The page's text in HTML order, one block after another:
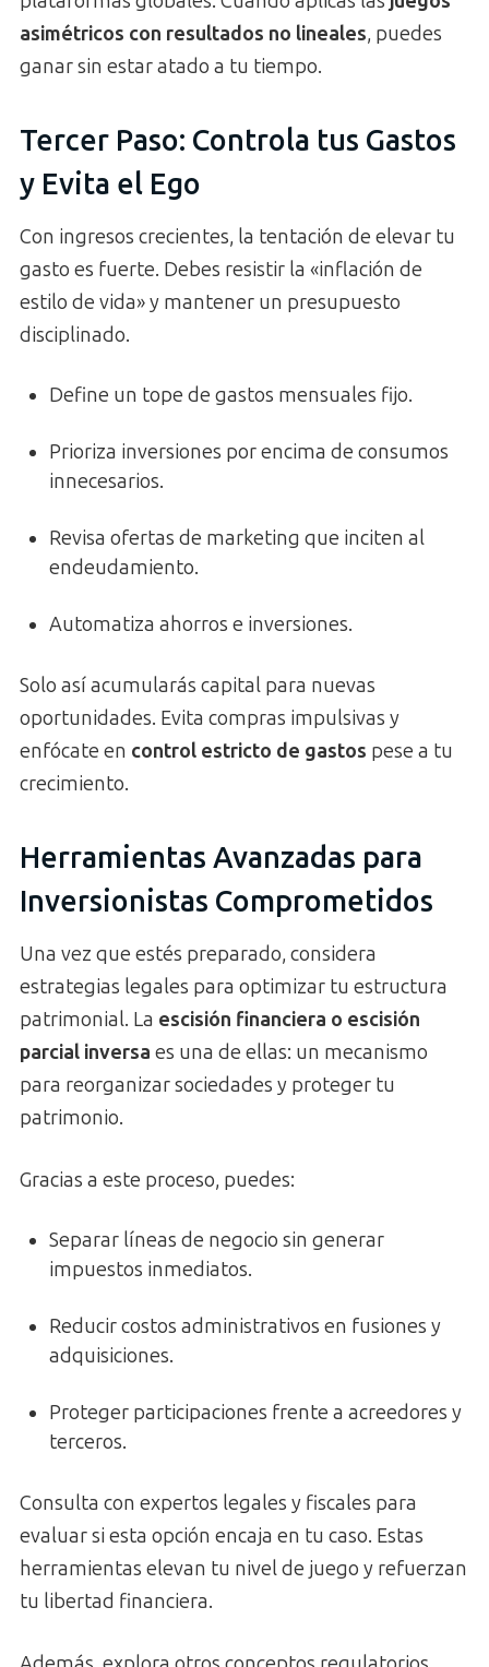
asimétricos con resultados no lineales, puedes
ganar sin estar atado a tu tiempo.
Tercer Paso: Controla tus Gastos
y Evita el Ego
Con ingresos crecientes, la tentación de elevar tu
gasto es fuerte. Debes resistir la «inflación de
estilo de vida» y mantener un presupuesto
disciplinado.
Define un tope de gastos mensuales fijo.
Prioriza inversiones por encima de consumos
innecesarios.
Revisa ofertas de marketing que inciten al
endeudamiento.
Automatiza ahorros e inversiones.
Solo así acumularás capital para nuevas
oportunidades. Evita compras impulsivas y
enfócate en control estricto de gastos pese a tu
crecimiento.
Herramientas Avanzadas para
Inversionistas Comprometidos
Una vez que estés preparado, considera
estrategias legales para optimizar tu estructura
patrimonial. La escisión financiera o escisión
parcial inversa es una de ellas: un mecanismo
para reorganizar sociedades y proteger tu
patrimonio.
Gracias a este proceso, puedes:
Separar líneas de negocio sin generar
impuestos inmediatos.
Reducir costos administrativos en fusiones y
adquisiciones.
Proteger participaciones frente a acreedores y
terceros.
Consulta con expertos legales y fiscales para
evaluar si esta opción encaja en tu caso. Estas
herramientas elevan tu nivel de juego y refuerzan
tu libertad financiera.